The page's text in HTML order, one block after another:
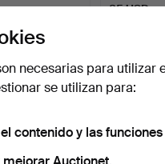
85 USD
necesarias para utilizar
se utilizan para:
contenido y las